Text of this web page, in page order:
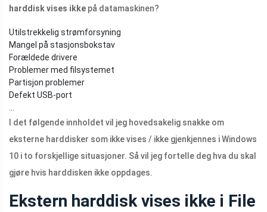
harddisk vises ikke på datamaskinen?
Utilstrekkelig strømforsyning
Mangel på stasjonsbokstav
Forældede drivere
Problemer med filsystemet
Partisjon problemer
Defekt USB-port
I det følgende innholdet vil jeg hovedsakelig snakke om
eksterne harddisker som ikke vises / ikke gjenkjennes i Windows
10 i to forskjellige situasjoner. Så vil jeg fortelle deg hva du skal
gjøre hvis harddisken ikke oppdages.
Ekstern harddisk vises ikke i File